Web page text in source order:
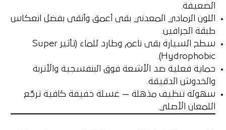
الضعيفة.
اللون الرمادي المعدني بقى أعمق وأنقى بفضل انعكاس
طبقة الجرافين.
سطح السيارة بقى ناعم وطارد للماء (تأثير Super
Hydrophobic).
حماية فعلية ضد الأشعة فوق البنفسجية والأتربة
والخدوش الدقيقة.
سهولة تنظيف مذهلة — غسلة خفيفة كافية ترجّع
اللمعان الأصلي.